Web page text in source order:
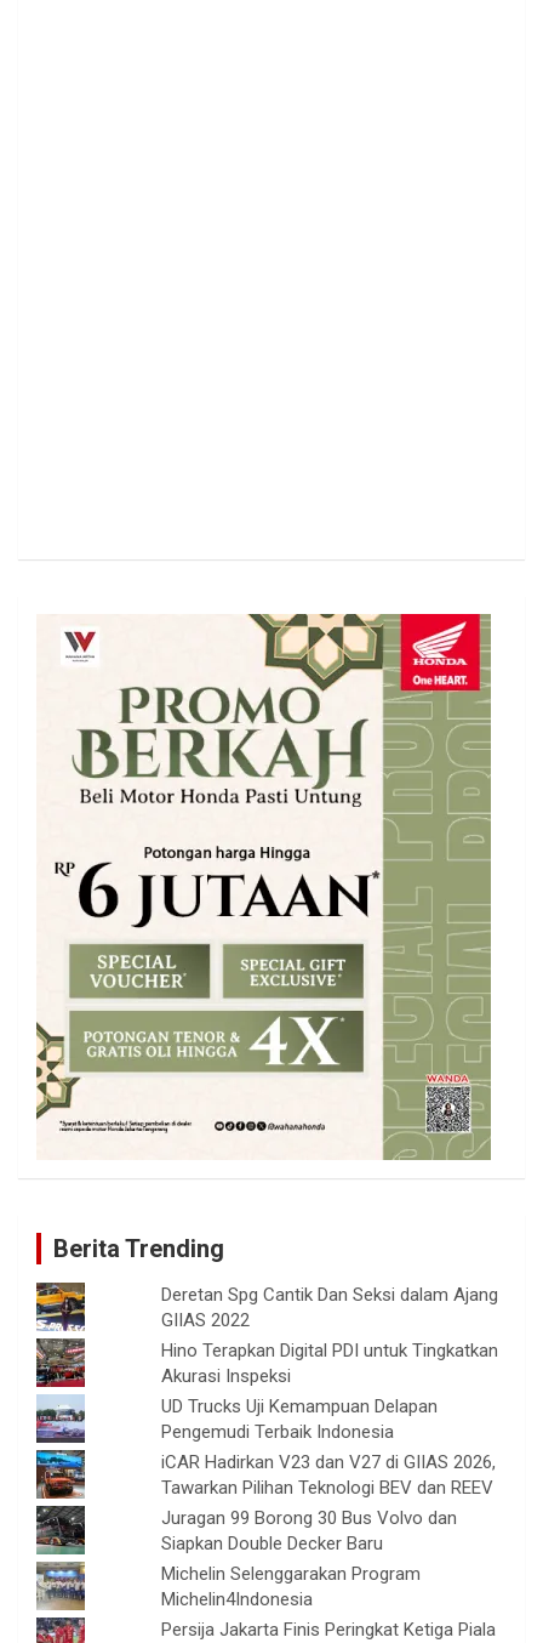
Berita Trending
Deretan Spg Cantik Dan Seksi dalam Ajang
GIIAS 2022
Hino Terapkan Digital PDI untuk Tingkatkan
Akurasi Inspeksi
UD Trucks Uji Kemampuan Delapan
Pengemudi Terbaik Indonesia
iCAR Hadirkan V23 dan V27 di GIIAS 2026,
Tawarkan Pilihan Teknologi BEV dan REEV
Juragan 99 Borong 30 Bus Volvo dan
Siapkan Double Decker Baru
Michelin Selenggarakan Program
Michelin4Indonesia
Persija Jakarta Finis Peringkat Ketiga Piala